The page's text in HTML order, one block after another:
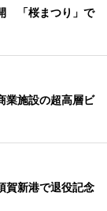
「桜まつり」で
業施設の超高層ビ
新港で退役記念